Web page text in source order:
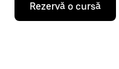
Rezervă o cursă